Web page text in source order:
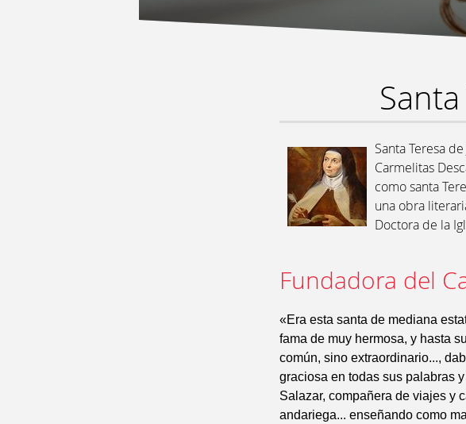
Santa Teresa
Carmelitas
como santa
una obra
Doctora de la
Fundadora del
«Era esta santa de mediana
fama de muy hermosa, y hasta
común, sino extraordinario...,
graciosa en todas sus palabras
Salazar, compañera de viajes y
andariega... enseñando como